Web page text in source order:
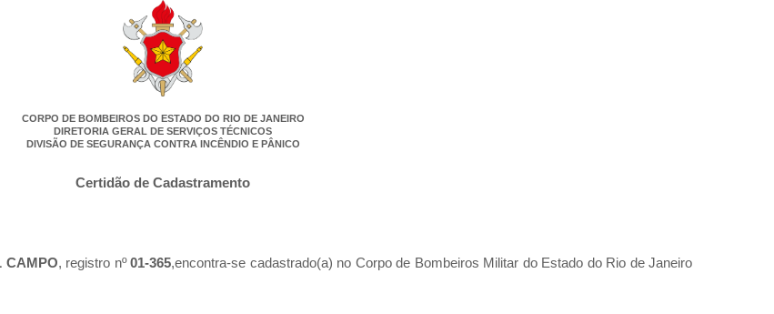
CORPO DE BOMBEIROS DO ESTADO DO RIO DE JANEIRO
DIRETORIA GERAL DE SERVIÇOS TÉCNICOS
DIVISÃO DE SEGURANÇA CONTRA INCÊNDIO E PÂNICO
Certidão de Cadastramento
CAMPO, registro nº01-365,encontra-se cadastrado(a) no Corpo de Bombeiros Militar do Estado do Rio de Janeiro